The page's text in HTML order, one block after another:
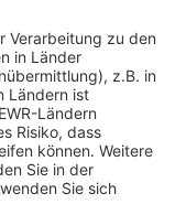
(z. B. durch
der
2 [20]).
der